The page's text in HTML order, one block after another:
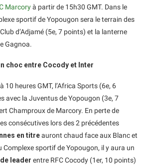
Marcoryà partir de 15h30 GMT. Dans le
sportif de Yopougon sera le terrain des
d’Adjamé (5e, 7 points) et la lanterne
Gagnoa.
choc entre Cocody et Inter
10 heures GMT, l’Africa Sports (6e, 6
avec la Juventus de Yopougon (3e, 7
Champroux de Marcory. En perte de
consécutives lors des 2 précédentes
en titreauront chaud face aux Blanc et
Complexe sportif de Yopougon, il y aura un
leader entre RFC Cocody (1er, 10 points)